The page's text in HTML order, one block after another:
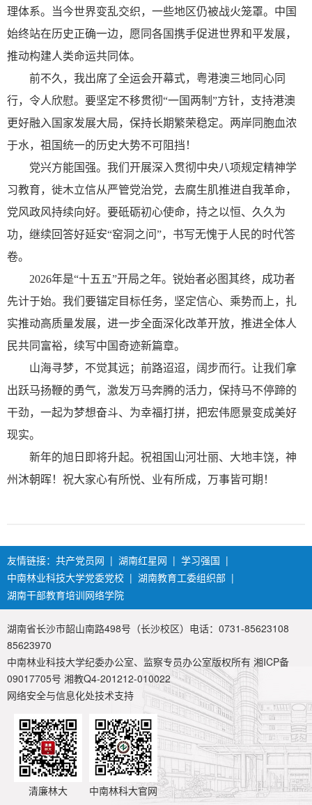
理体系。当今世界变乱交织，一些地区仍被战火笼罩。中国
始终站在历史正确一边，愿同各国携手促进世界和平发展，
推动构建人类命运共同体。
前不久，我出席了全运会开幕式，粤港澳三地同心同
行，令人欣慰。要坚定不移贯彻“一国两制”方针，支持港澳
更好融入国家发展大局，保持长期繁荣稳定。两岸同胞血浓
于水，祖国统一的历史大势不可阻挡！
党兴方能国强。我们开展深入贯彻中央八项规定精神学
习教育，徙木立信从严管党治党，去腐生肌推进自我革命，
党风政风持续向好。要砥砺初心使命，持之以恒、久久为
功，继续回答好延安“窑洞之问”，书写无愧于人民的时代答
卷。
2026年是“十五五”开局之年。锐始者必图其终，成功者
先计于始。我们要锚定目标任务，坚定信心、乘势而上，扎
实推动高质量发展，进一步全面深化改革开放，推进全体人
民共同富裕，续写中国奇迹新篇章。
山海寻梦，不觉其远；前路迢迢，阔步而行。让我们拿
出跃马扬鞭的勇气，激发万马奔腾的活力，保持马不停蹄的
干劲，一起为梦想奋斗、为幸福打拼，把宏伟愿景变成美好
现实。
新年的旭日即将升起。祝祖国山河壮丽、大地丰饶，神
州沐朝晖！祝大家心有所悦、业有所成，万事皆可期！
友情链接： 共产党员网 | 湖南红星网 | 学习强国 |
中南林业科技大学党委党校 | 湖南教育工委组织部 |
湖南干部教育培训网络学院
湖南省长沙市韶山南路498号（长沙校区）电话：0731-85623108
85623970
中南林业科技大学纪委办公室、监察专员办公室版权所有 湘ICP备
09017705号 湘教Q4-201212-010022
网络安全与信息化处技术支持
清廉林大 中南林科大官网